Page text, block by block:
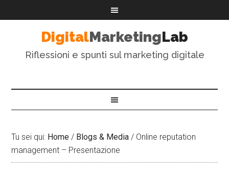
DigitalMarketingLab
Riflessioni e spunti sul marketing digitale
Tu sei qui: Home / Blogs & Media / Online reputation
management – Presentazione